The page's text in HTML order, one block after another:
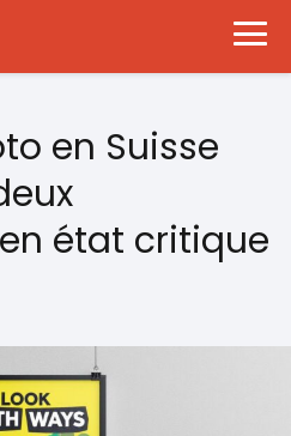
en Suisse
état critique